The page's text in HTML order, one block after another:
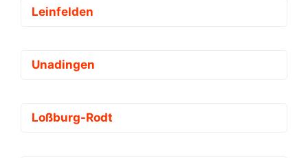
Leinfelden
Unadingen
Loßburg-Rodt